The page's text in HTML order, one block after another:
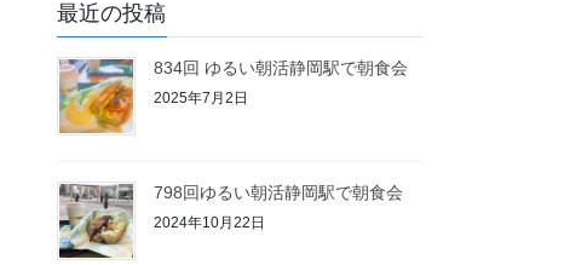
最近の投稿
834回 ゆるい朝活静岡駅で朝食会
2025年7月2日
798回ゆるい朝活静岡駅で朝食会
2024年10月22日